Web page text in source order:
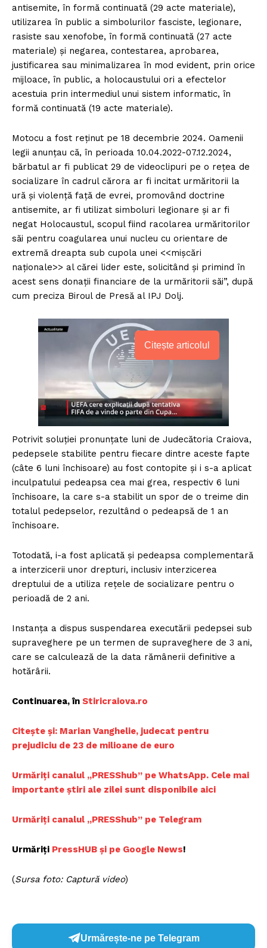
antisemite, în formă continuată (29 acte materiale),
utilizarea în public a simbolurilor fasciste, legionare,
rasiste sau xenofobe, în formă continuată (27 acte
materiale) și negarea, contestarea, aprobarea,
justificarea sau minimalizarea în mod evident, prin orice
mijloace, în public, a holocaustului ori a efectelor
acestuia prin intermediul unui sistem informatic, în
formă continuată (19 acte materiale).
Motocu a fost reținut pe 18 decembrie 2024. Oamenii
legii anunțau că, în perioada 10.04.2022-07.12.2024,
bărbatul ar fi publicat 29 de videoclipuri pe o rețea de
socializare în cadrul cărora ar fi incitat urmăritorii la
ură și violență față de evrei, promovând doctrine
antisemite, ar fi utilizat simboluri legionare și ar fi
negat Holocaustul, scopul fiind racolarea urmăritorilor
săi pentru coagularea unui nucleu cu orientare de
extremă dreapta sub cupola unei <<mișcări
naționale>> al cărei lider este, solicitând și primind în
acest sens donații financiare de la urmăritorii săi”, după
cum preciza Biroul de Presă al IPJ Dolj.
Citește articolul
Potrivit soluției pronunțate luni de Judecătoria Craiova,
pedepsele stabilite pentru fiecare dintre aceste fapte
(câte 6 luni închisoare) au fost contopite și i s-a aplicat
inculpatului pedeapsa cea mai grea, respectiv 6 luni
închisoare, la care s-a stabilit un spor de o treime din
totalul pedepselor, rezultând o pedeapsă de 1 an
închisoare.
Totodată, i-a fost aplicată și pedeapsa complementară
a interzicerii unor drepturi, inclusiv interzicerea
dreptului de a utiliza rețele de socializare pentru o
perioadă de 2 ani.
Instanța a dispus suspendarea executării pedepsei sub
supraveghere pe un termen de supraveghere de 3 ani,
care se calculează de la data rămânerii definitive a
hotărârii.
Continuarea, în Stiricraiova.ro
Citește și: Marian Vanghelie, judecat pentru
prejudiciu de 23 de milioane de euro
Urmăriți canalul „PRESShub” pe WhatsApp. Cele mai
importante știri ale zilei sunt disponibile aici
Urmăriți canalul „PRESShub” pe Telegram
Urmăriți PressHUB și pe Google News!
(Sursa foto: Captură video)
Urmărește-ne pe Telegram